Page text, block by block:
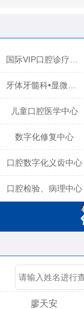
儿童口腔医学中心
数字化修复中心
口腔数字化义齿中心
口腔检验、病理中心
陈育玲
廖天安